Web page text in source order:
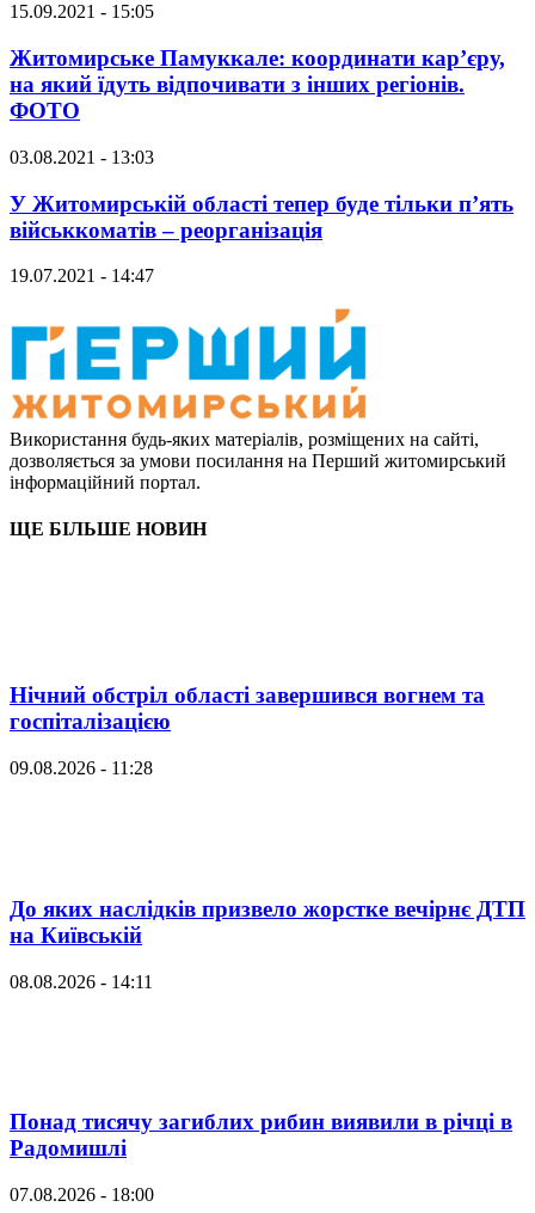
15.09.2021 - 15:05
Житомирське Памуккале: координати кар’єру,
на який їдуть відпочивати з інших регіонів.
ФОТО
03.08.2021 - 13:03
У Житомирській області тепер буде тільки п’ять
військкоматів – реорганізація
19.07.2021 - 14:47
Використання будь-яких матеріалів, розміщених на сайті,
дозволяється за умови посилання на Перший житомирський
інформаційний портал.
ЩЕ БІЛЬШЕ НОВИН
Нічний обстріл області завершився вогнем та
госпіталізацією
09.08.2026 - 11:28
До яких наслідків призвело жорстке вечірнє ДТП
на Київській
08.08.2026 - 14:11
Понад тисячу загиблих рибин виявили в річці в
Радомишлі
07.08.2026 - 18:00